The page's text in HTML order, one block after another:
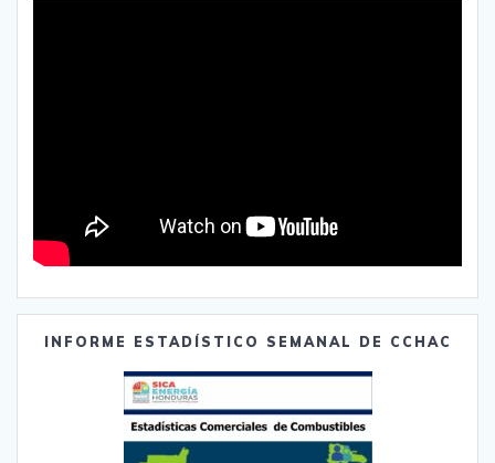
INFORME ESTADÍSTICO SEMANAL DE CCHAC